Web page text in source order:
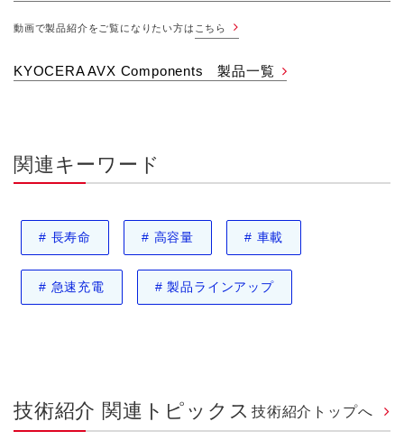
動画で製品紹介をご覧になりたい方は こちら
KYOCERA AVX Components 製品一覧
関連キーワード
# 長寿命 # 高容量 # 車載
# 急速充電 # 製品ラインアップ
技術紹介 関連トピックス 技術紹介トップへ